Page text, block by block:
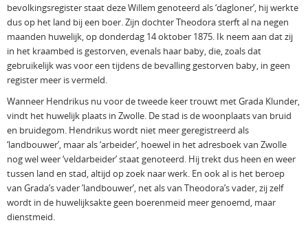
bevolkingsregister staat deze Willem genoteerd als ‘dagloner’, hij werkte
dus op het land bij een boer. Zijn dochter Theodora sterft al na negen
maanden huwelijk, op donderdag 14 oktober 1875. Ik neem aan dat zij
in het kraambed is gestorven, evenals haar baby, die, zoals dat
gebruikelijk was voor een tijdens de bevalling gestorven baby, in geen
register meer is vermeld.
Wanneer Hendrikus nu voor de tweede keer trouwt met Grada Klunder,
vindt het huwelijk plaats in Zwolle. De stad is de woonplaats van bruid
en bruidegom. Hendrikus wordt niet meer geregistreerd als
‘landbouwer’, maar als ‘arbeider’, hoewel in het adresboek van Zwolle
nog wel weer ‘veldarbeider’ staat genoteerd. Hij trekt dus heen en weer
tussen land en stad, altijd op zoek naar werk. En ook al is het beroep
van Grada’s vader ’landbouwer’, net als van Theodora’s vader, zij zelf
wordt in de huwelijksakte geen boerenmeid meer genoemd, maar
dienstmeid.